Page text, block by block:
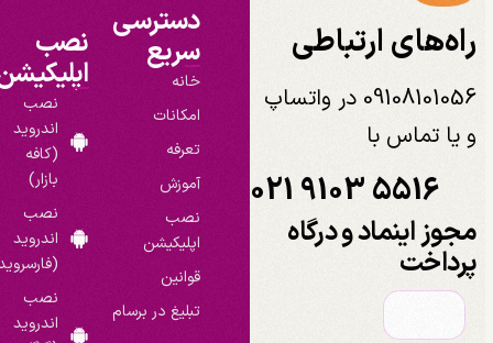
راه‌های ارتباطی
09108101056 در واتساپ
و یا تماس با
021 9103 5516
مجوز اینماد و درگاه
پرداخت
دسترسی
سریع
خانه
امکانات
تعرفه
آموزش
نصب
اپلیکیشن
قوانین
تبلیغ در برسام
نصب
اپلیکیشن
نصب
اندروید
(کافه
بازار)
نصب
اندروید
(فارسروید)
نصب
اندروید